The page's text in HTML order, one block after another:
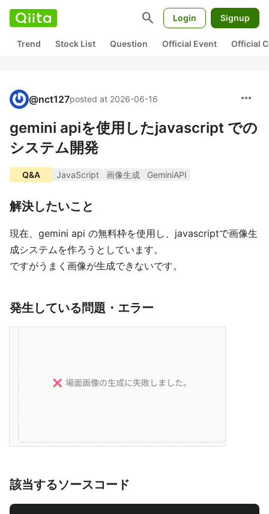
search Login Signup
Trend Stock List Question Official Event Official
@nct127posted at 2026-06-16 more_horiz
gemini apiを使用したjavascript での
システム開発
Q&A JavaScript 画像生成 GeminiAPI
解決したいこと
現在、gemini api の無料枠を使用し、javascriptで画像生
成システムを作ろうとしています。
ですがうまく画像が生成できないです。
発生している問題・エラー
該当するソースコード